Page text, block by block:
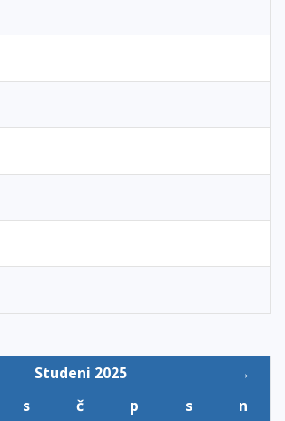
Studeni 2025
→
s č p s
n